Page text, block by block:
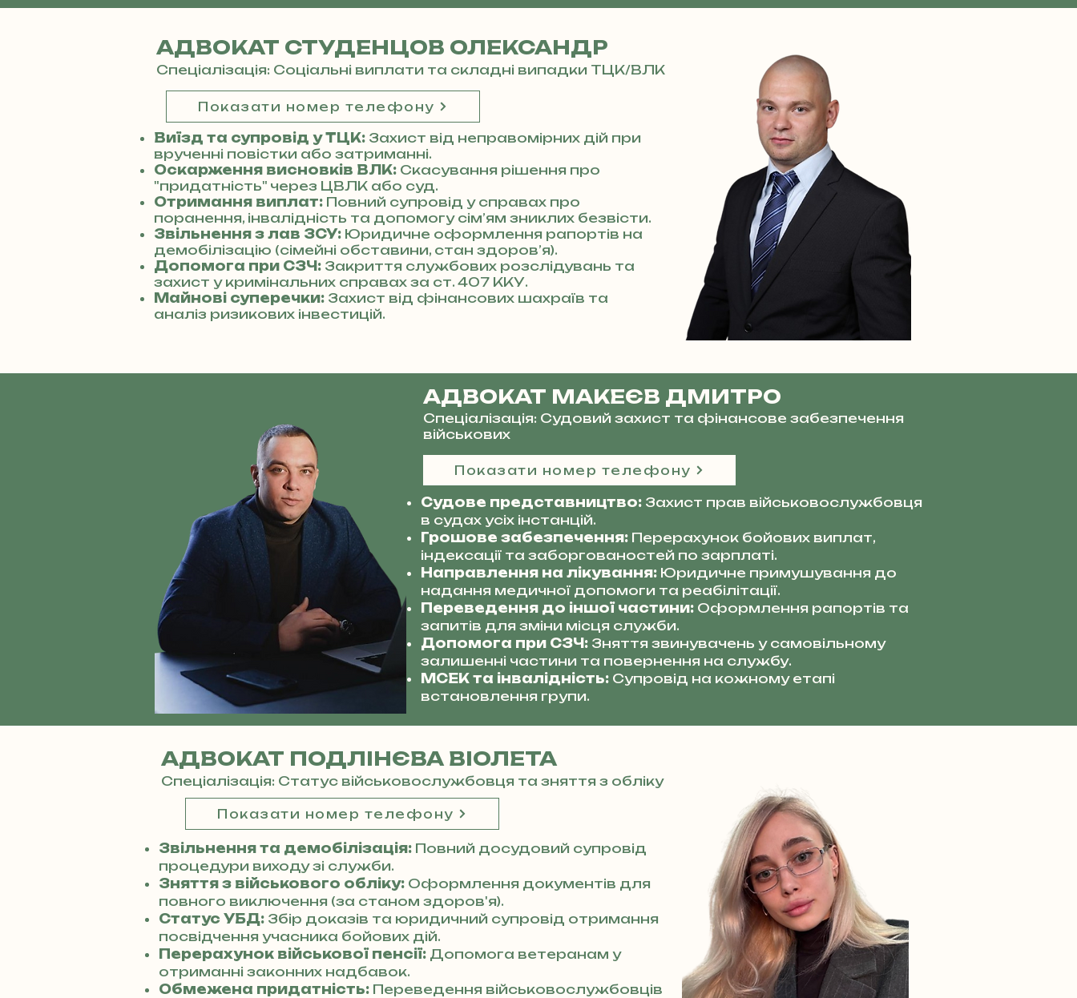
АДВОКАТ СТУДЕНЦОВ ОЛЕКСАНДР
Спеціалізація: Соціальні виплати та складні випадки ТЦК/ВЛК
Показати номер телефону
Виїзд та супровід у ТЦК: Захист від неправомірних дій при
врученні повістки або затриманні.
Оскарження висновків ВЛК: Скасування рішення про
"придатність" через ЦВЛК або суд.
Отримання виплат: Повний супровід у справах про
поранення, інвалідність та допомогу сім’ям зниклих безвісти.
Звільнення з лав ЗСУ: Юридичне оформлення рапортів на
демобілізацію (сімейні обставини, стан здоров’я).
Допомога при СЗЧ: Закриття службових розслідувань та
захист у кримінальних справах за ст. 407 ККУ.
Майнові суперечки: Захист від фінансових шахраїв та
аналіз ризикових інвестицій.
АДВОКАТ МАКЕЄВ ДМИТРО
Спеціалізація: Судовий захист та фінансове забезпечення
військових
Судове представництво: Захист прав військовослужбовця
в судах усіх інстанцій.
Грошове забезпечення: Перерахунок бойових виплат,
індексації та заборгованостей по зарплаті.
Направлення на лікування: Юридичне примушування до
надання медичної допомоги та реабілітації.
Переведення до іншої частини: Оформлення рапортів та
запитів для зміни місця служби.
Допомога при СЗЧ: Зняття звинувачень у самовільному
залишенні частини та повернення на службу.
МСЕК та інвалідність: Супровід на кожному етапі
встановлення групи.
Показати номер телефону
АДВОКАТ ПОДЛІНЄВА ВІОЛЕТА
Спеціалізація: Статус військовослужбовця та зняття з обліку
Показати номер телефону
Звільнення та демобілізація: Повний досудовий супровід
процедури виходу зі служби.
Зняття з військового обліку: Оформлення документів для
повного виключення (за станом здоров'я).
Статус УБД: Збір доказів та юридичний супровід отримання
посвідчення учасника бойових дій.
Перерахунок військової пенсії: Допомога ветеранам у
отриманні законних надбавок.
Обмежена придатність: Переведення військовослужбовців